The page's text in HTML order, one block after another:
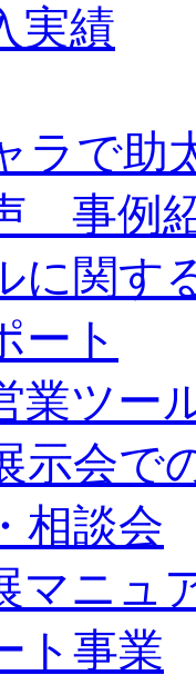
実績
ラで助
事例
に関す
ート
業ツー
会で
相談会
マニュ
ト事業